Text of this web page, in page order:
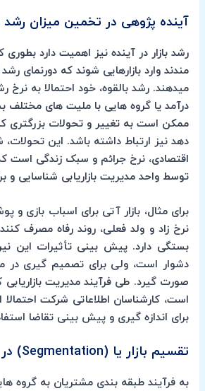
آینده پژوهی در تخمین میزان رشد
رشد بازار در آینده نیز اهمیت دارد
مندند وارد بازارهایی شوند که دورنمای
میدهند. رشد بالقوه، خود احتمالا به نرخ
درآمد یا گروه هایی با ملیت های مختلف
ممکن است به تغییر و تحولات بزرگتری
دهد نیز ارتباط داشته باشد. این تحولات،
اقتصادی، نرخ جرائم و سبک زندگی است
توسط واحد مدیریت بازاریابی شناسایی و
برای مثال، بازار آتی برای اسباب بازی و
نرخ زاد و ولد فعلی، روند رفاه مصرف
بستگی دارد. پیش بینی تأثیرات این
دشوار است، ولی برای تصمیم گیری در
صورت گیرد. طی فرآیند مدیریت بازاریابی
است، کارشناسان اطلاعاتی شرکت
برای اندازه گیری و پیش بینی تقاضا
تقسیم بازار یا (Segmentation) در مدیریت بازاریابی
به فرآیند طبقه بندی مشتریان به گروه